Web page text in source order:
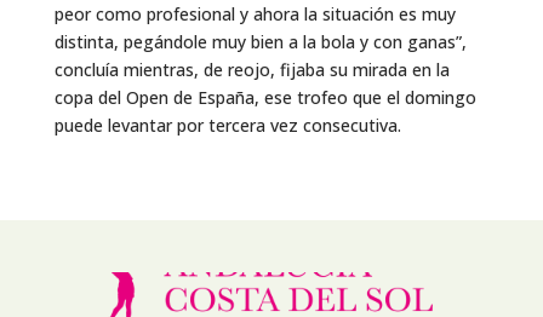
peor como profesional y ahora la situación es muy
distinta, pegándole muy bien a la bola y con ganas”,
concluía mientras, de reojo, fijaba su mirada en la
copa del Open de España, ese trofeo que el domingo
puede levantar por tercera vez consecutiva.